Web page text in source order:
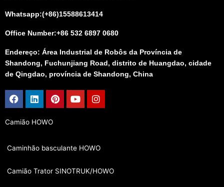
Whatsapp:(+86)15588613414
Office Number:+86 532 6897 0680
Endereço: Área Industrial de Robôs da Província de
Shandong, Fuchunjiang Road, distrito de Huangdao, cidade
de Qingdao, província de Shandong, China
Facebook
LinkedinPinterest
YoutubeInstagram
Camião HOWO
Caminhão basculante HOWO
Camião Trator SINOTRUK/HOWO